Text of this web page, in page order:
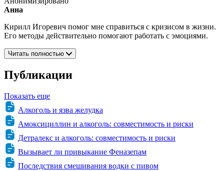
Анна
Кирилл Игоревич помог мне справиться с кризисом в жизни.
Его методы действительно помогают работать с эмоциями.
Читать полностью
Публикации
Показать еще
Алкоголь и язва желудка
Амоксициллин и алкоголь: совместимость и риски
Детралекс и алкоголь: совместимость и риски
Вызывает ли привыкание Феназепам
Последствия смешивания водки с пивом